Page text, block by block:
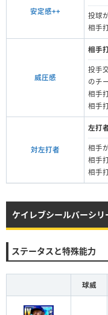
安定感++
投球
相手
威圧感
相手
投手
のチ
相手
相手
対左打者
左打
相手
相手
相手
ケイレブシールバーシ
ステータスと特殊能力
球威